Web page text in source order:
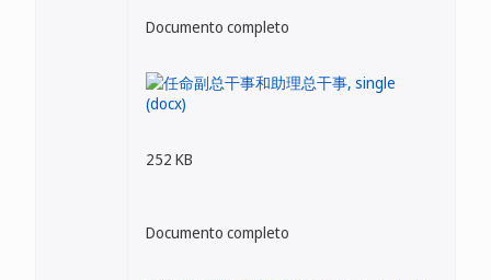
Documento completo
252 KB
Documento completo